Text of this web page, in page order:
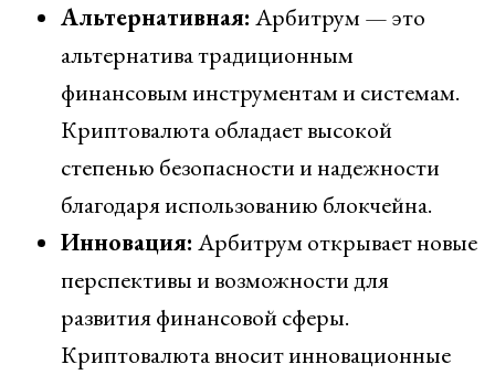
Альтернативная: Арбитрум — это
альтернатива традиционным
финансовым инструментам и системам.
Криптовалюта обладает высокой
степенью безопасности и надежности
благодаря использованию блокчейна.
Инновация: Арбитрум открывает новые
перспективы и возможности для
развития финансовой сферы.
Криптовалюта вносит инновационные